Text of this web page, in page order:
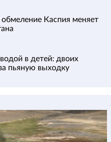
Каспия меняет
в детей: двоих
пьяную выходку